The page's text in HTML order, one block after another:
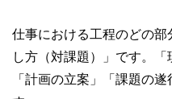
仕事における工程のどの
し方（対課題）」です。「
「計画の立案」「課題の